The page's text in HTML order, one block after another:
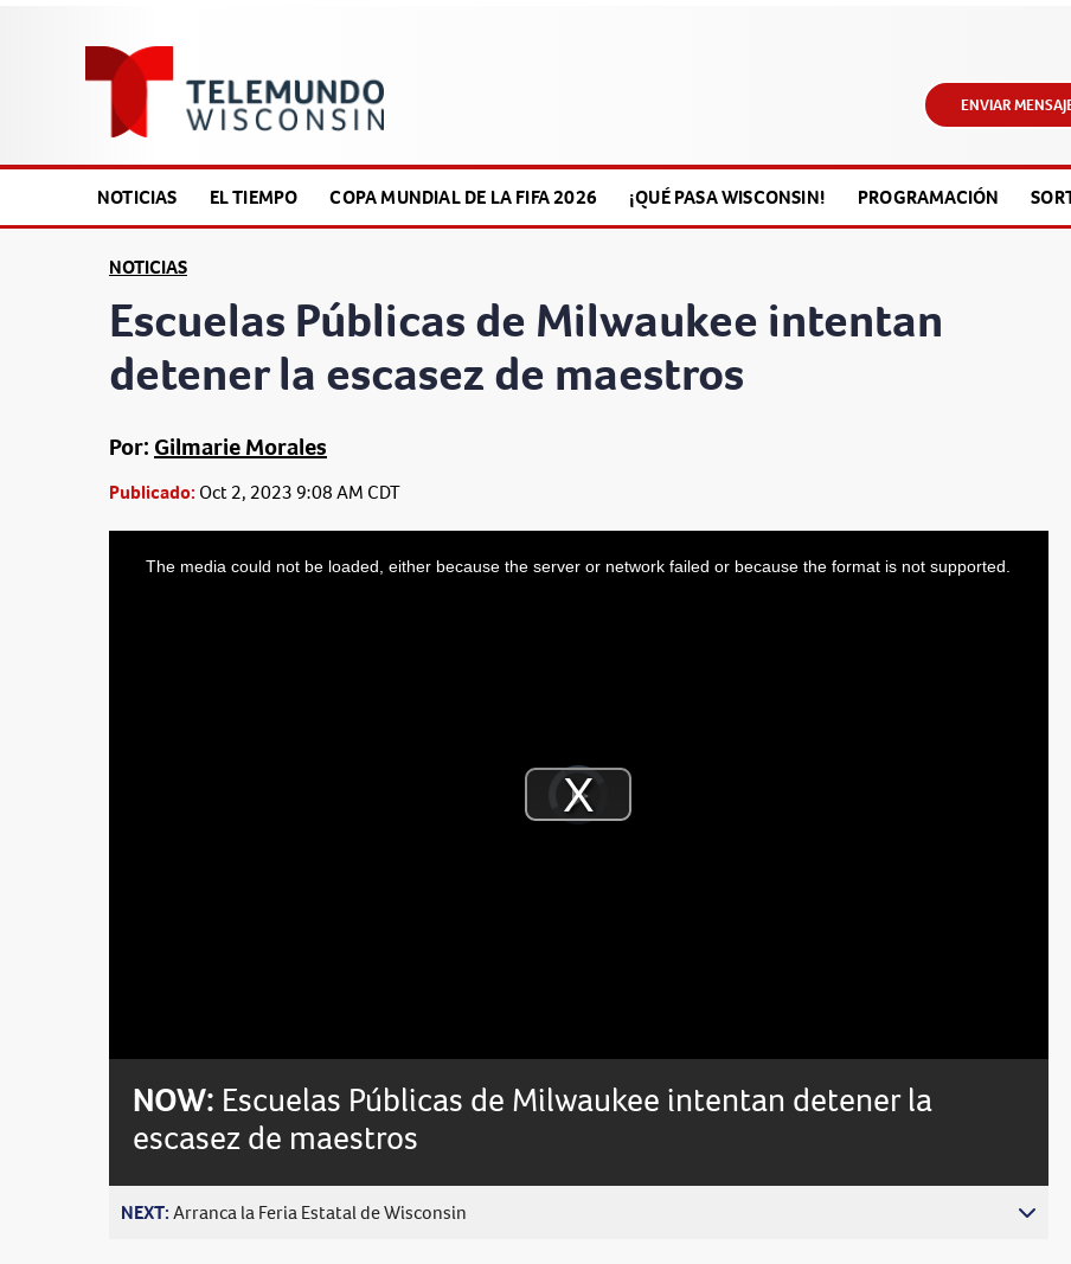
ENVIAR
NOTICIAS EL TIEMPO COPA MUNDIAL DE LA FIFA 2026 ¡QUÉ PASA WISCONSIN! PROGRAMACIÓN
NOTICIAS
Escuelas Públicas de Milwaukee intentan
detener la escasez de maestros
Por: Gilmarie Morales
Publicado: Oct 2, 2023 9:08 AM CDT
Video
Player
loading.Play
The media could not be loaded, either because the server or network failed or because the format is not supported.
NOW: Escuelas Públicas de Milwaukee intentan detener la
escasez de maestros
NEXT:Arranca la Feria Estatal de Wisconsin